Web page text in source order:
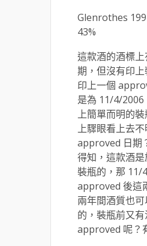
Glenrothes
43%
這款酒的酒標
期，但沒有印
印上一個
是為 11/4/2006
上簡單而明的
上驟眼看上去
approved 日期
得知，這款酒
裝瓶的，那 11/
approved 後這
兩年間酒質也
的，裝瓶前又
approved 呢？